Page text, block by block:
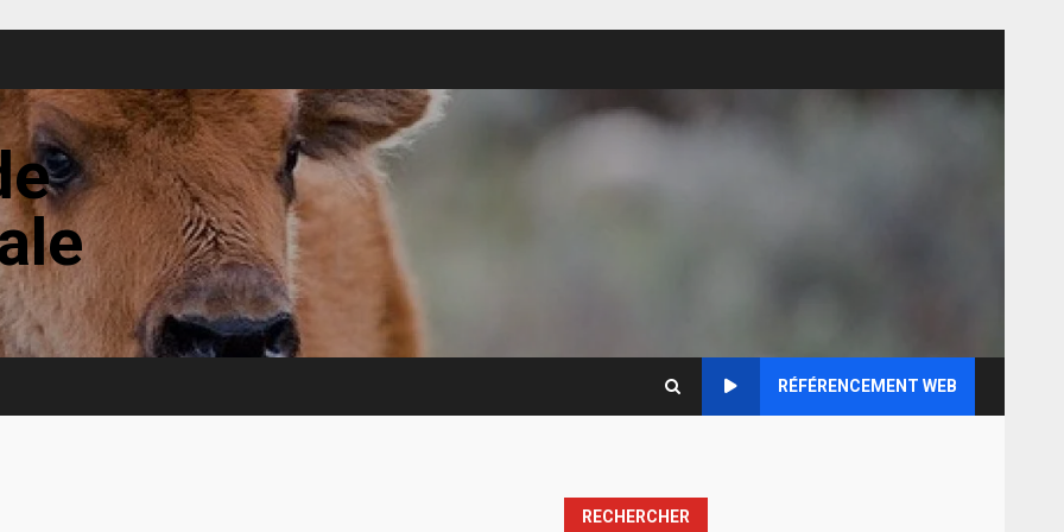
RÉFÉRENCEMENT WEB
RECHERCHER